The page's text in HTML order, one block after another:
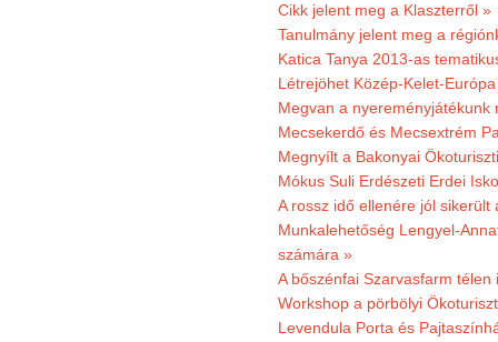
Cikk jelent meg a Klaszterről »
Tanulmány jelent meg a
Katica Tanya 2013-as
Létrejöhet Közép-Kelet-
Megvan a nyereményjátékunk
Mecsekerdő és Mecsextrém
Megnyílt a Bakonyai
Mókus Suli Erdészeti Erdei
A rossz idő ellenére jól sikerült
Munkalehetőség Lengyel-
számára »
A bőszénfai Szarvasfarm
Workshop a pörbölyi
Levendula Porta és